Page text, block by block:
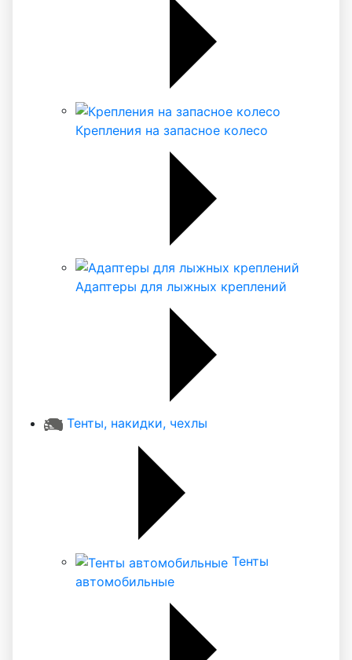
Крепления на запасное колесо
Адаптеры для лыжных креплений
Тенты, накидки, чехлы
Тенты
автомобильные